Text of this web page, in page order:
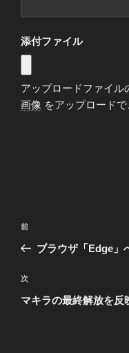
添付ファイル
アップロードファイル
画像 をアップロードで
投
ナ
ビ
ゲ
前
の
稿
前
ブラウザ「Edge」
次
の
次
マキラの最終解放を反